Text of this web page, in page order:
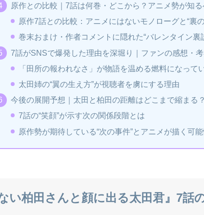
原作との比較｜7話は何巻・どこから？アニメ勢が知る
原作7話との比較：アニメにはないモノローグと“裏
巻末おまけ・作者コメントに隠れた“バレンタイン裏
7話がSNSで爆発した理由を深堀り｜ファンの感想・
「田所の報われなさ」が物語を温める燃料になって
太田姉の“翼の生え方”が視聴者を虜にする理由
今後の展開予想｜太田と柏田の距離はどこまで縮まる？
7話の“笑顔”が示す次の関係段階とは
原作勢が期待している“次の事件”とアニメが描く可
い柏田さんと顔に出る太田君』7話